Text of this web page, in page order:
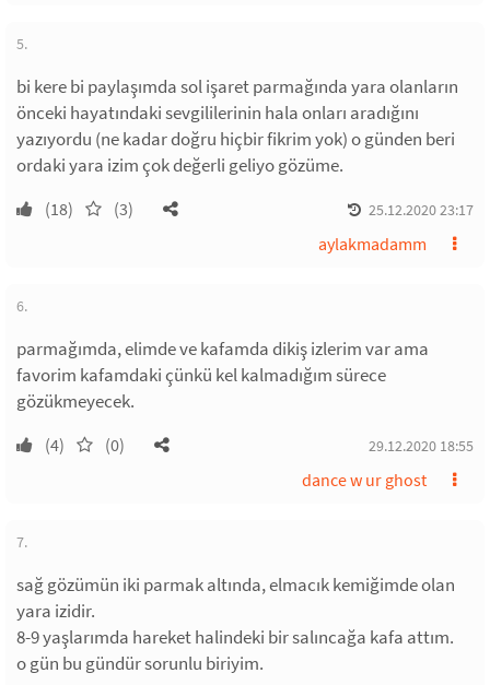
5.
bi kere bi paylaşımda sol işaret parmağında yara olanların
önceki hayatındaki sevgililerinin hala onları aradığını
yazıyordu (ne kadar doğru hiçbir fikrim yok) o günden beri
ordaki yara izim çok değerli geliyo gözüme.
(18) (3) 25.12.2020 23:17
aylakmadamm
6.
parmağımda, elimde ve kafamda dikiş izlerim var ama
favorim kafamdaki çünkü kel kalmadığım sürece
gözükmeyecek.
(4) (0) 29.12.2020 18:55
dance w ur ghost
7.
sağ gözümün iki parmak altında, elmacık kemiğimde olan
yara izidir.
8-9 yaşlarımda hareket halindeki bir salıncağa kafa attım.
o gün bu gündür sorunlu biriyim.